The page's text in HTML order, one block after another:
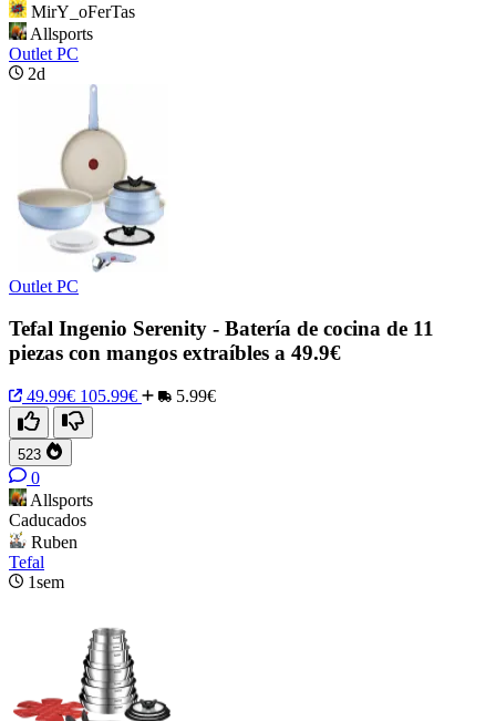
MirY_oFerTas
Allsports
Outlet PC
2d
Outlet PC
Tefal Ingenio Serenity - Batería de cocina de 11
piezas con mangos extraíbles a 49.9€
49.99€ 105.99€ 5.99€
523
0
Allsports
Caducados
Ruben
Tefal
1sem